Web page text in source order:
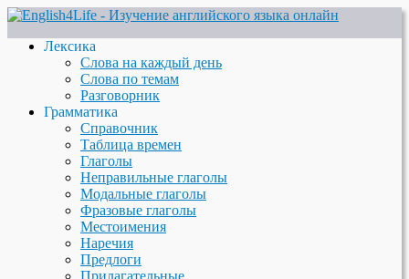
Лексика
Слова на каждый день
Слова по темам
Разговорник
Грамматика
Справочник
Таблица времен
Глаголы
Неправильные глаголы
Модальные глаголы
Фразовые глаголы
Местоимения
Наречия
Предлоги
Прилагательные